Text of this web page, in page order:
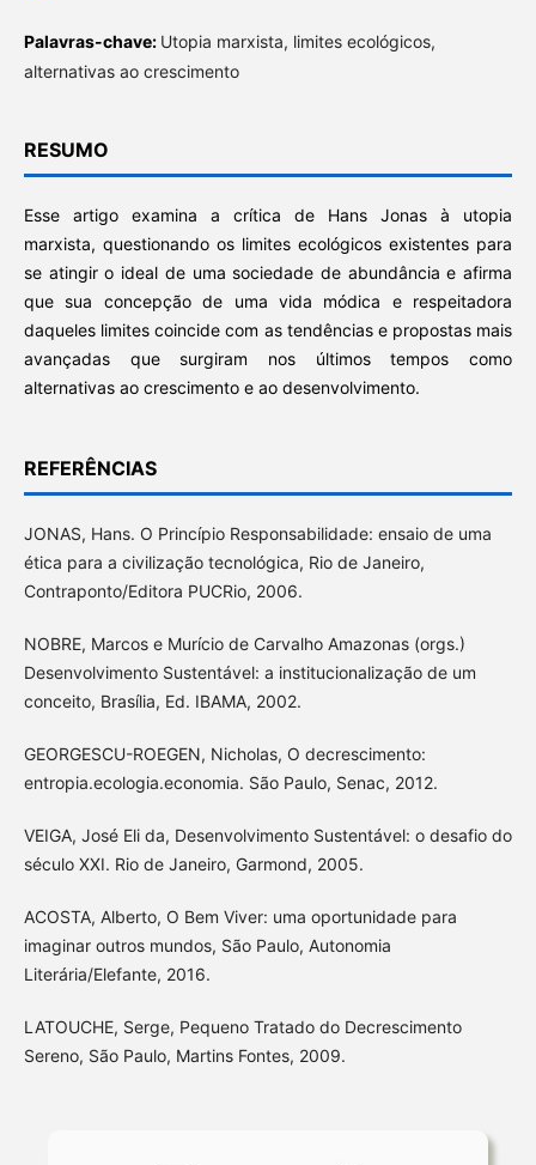
Palavras-chave: Utopia marxista, limites ecológicos,
alternativas ao crescimento
RESUMO
Esse artigo examina a crítica de Hans Jonas à utopia
marxista, questionando os limites ecológicos existentes para
se atingir o ideal de uma sociedade de abundância e afirma
que sua concepção de uma vida módica e respeitadora
daqueles limites coincide com as tendências e propostas mais
avançadas que surgiram nos últimos tempos como
alternativas ao crescimento e ao desenvolvimento.
REFERÊNCIAS
JONAS, Hans. O Princípio Responsabilidade: ensaio de uma
ética para a civilização tecnológica, Rio de Janeiro,
Contraponto/Editora PUCRio, 2006.
NOBRE, Marcos e Murício de Carvalho Amazonas (orgs.)
Desenvolvimento Sustentável: a institucionalização de um
conceito, Brasília, Ed. IBAMA, 2002.
GEORGESCU-ROEGEN, Nicholas, O decrescimento:
entropia.ecologia.economia. São Paulo, Senac, 2012.
VEIGA, José Eli da, Desenvolvimento Sustentável: o desafio do
século XXI. Rio de Janeiro, Garmond, 2005.
ACOSTA, Alberto, O Bem Viver: uma oportunidade para
imaginar outros mundos, São Paulo, Autonomia
Literária/Elefante, 2016.
LATOUCHE, Serge, Pequeno Tratado do Decrescimento
Sereno, São Paulo, Martins Fontes, 2009.